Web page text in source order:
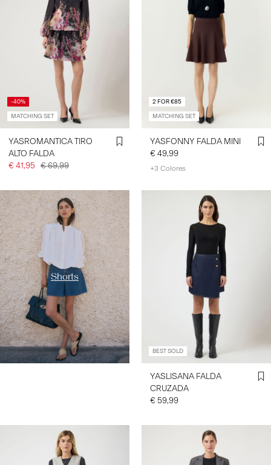
-40%
MATCHING SET
YASROMANTICA TIRO
ALTO FALDA
€ 41,95 € 69,99
2 FOR €85
MATCHING SET
YASFONNY FALDA MINI
€ 49,99
+3 Colores
Shorts
https://www.y-a-s.com/es-
es/comprar-por-
categor%C3%ADas/shorts/
BEST SOLD
YASLISANA FALDA
CRUZADA
€ 59,99